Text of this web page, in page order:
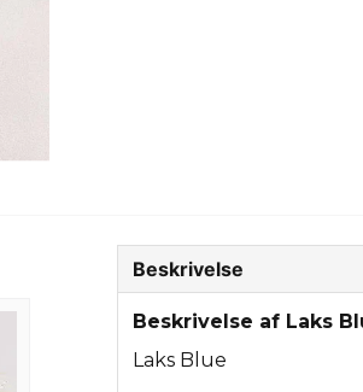
Beskrivelse
Beskrivelse af Laks
Laks Blue